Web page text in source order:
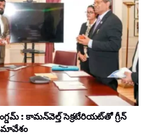
: కామన్‌వెల్త్ సెక్రటేరియట్‌తో గ్రీన్